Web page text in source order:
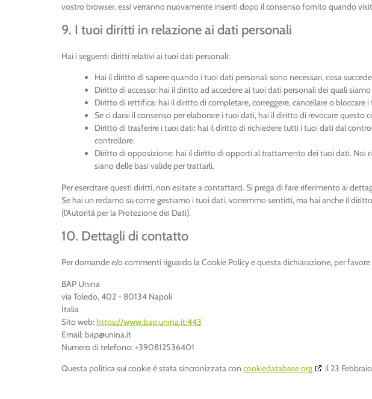
vostro browser, essi verranno nuovamente inseriti dopo il consenso fornito quando
9. I tuoi diritti in relazione ai dati personali
Hai i seguenti diritti relativi ai tuoi dati personali:
Hai il diritto di sapere quando i tuoi dati personali sono necessari, cosa
Diritto di accesso: hai il diritto ad accedere ai tuoi dati personali dei quali
Diritto di rettifica: hai il diritto di completare, correggere, cancellare o bloccare
Se ci darai il consenso per elaborare i tuoi dati, hai il diritto di revocare questo
Diritto di trasferire i tuoi dati: hai il diritto di richiedere tutti i tuoi dati dal
controllore.
Diritto di opposizione: hai il diritto di opporti al trattamento dei tuoi dati. Noi
siano delle basi valide per trattarli.
Per esercitare questi diritti, non esitate a contattarci. Si prega di fare riferimento ai
Se hai un reclamo su come gestiamo i tuoi dati, vorremmo sentirti, ma hai anche il
(l'Autorità per la Protezione dei Dati).
10. Dettagli di contatto
Per domande e/o commenti riguardo la Cookie Policy e questa dichiarazione, per
BAP Unina
via Toledo, 402 - 80134 Napoli
Italia
Sito web:https://www.bap.unina.it:443
Email: bap@unina.it
Numero di telefono: +390812536401
Questa politica sui cookie è stata sincronizzata con cookiedatabase.org il 23